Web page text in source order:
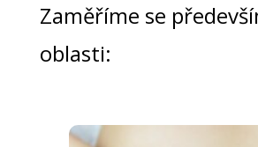
Zaměříme se
oblasti: